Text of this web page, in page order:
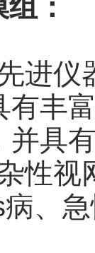
：
进仪
有丰
并具
性视
病、